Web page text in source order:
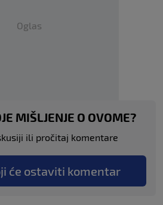
Oglas
MIŠLJENJE O OVOME?
ili pročitaj komentare
će ostaviti komentar